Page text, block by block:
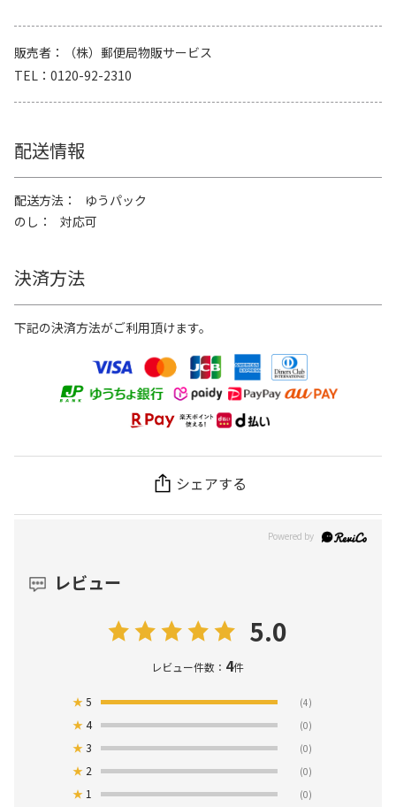
販売者
（株）郵便局物販サービス
TEL
0120-92-2310
配送情報
配送方法
ゆうパック
のし
対応可
決済方法
下記の決済方法がご利用頂けます。
シェアする
レビュー
5.0
レビュー件数： 4件
★5 (4)
★4 (0)
★3 (0)
★ 2 (0)
★ 1 (0)